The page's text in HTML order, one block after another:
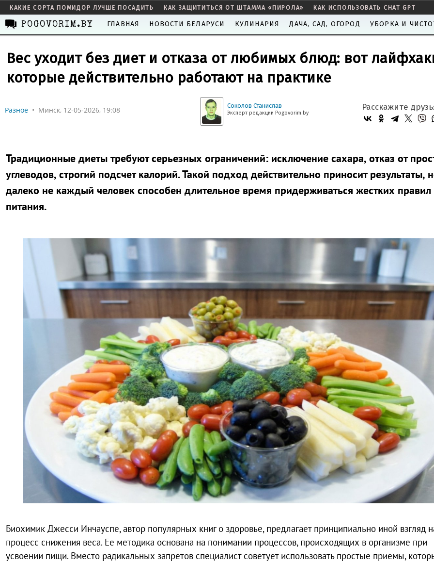
КАКИЕ СОРТА ПОМИДОР ЛУЧШЕ ПОСАДИТЬ КАК ЗАЩИТИТЬСЯ ОТ ШТАММА «ПИРОЛА» КАК ИСПОЛЬЗОВАТЬ CHAT GPT
POGOVORIM.BY ГЛАВНАЯ НОВОСТИ БЕЛАРУСИ КУЛИНАРИЯ ДАЧА, САД, ОГОРОД УБОРКА И
Вес уходит без диет и отказа от любимых блюд: вот
которые действительно работают на практике
Разное • Минск, 12-05-2026, 19:08 Соколов Станислав
Эксперт редакции Pogovorim.by
Расскажите
Традиционные диеты требуют серьезных ограничений: исключение сахара, отказ от
углеводов, строгий подсчет калорий. Такой подход действительно приносит результаты,
далеко не каждый человек способен длительное время придерживаться жестких правил
питания.
Биохимик Джесси Инчауспе, автор популярных книг о здоровье, предлагает принципиально иной взгляд
процесс снижения веса. Ее методика основана на понимании процессов, происходящих в организме при
усвоении пищи. Вместо радикальных запретов специалист советует использовать простые приемы,